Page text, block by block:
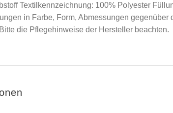
Textilkennzeichnung: 100% Polyester
in Farbe, Form, Abmessungen gegenüber
die Pflegehinweise der Hersteller beachten.